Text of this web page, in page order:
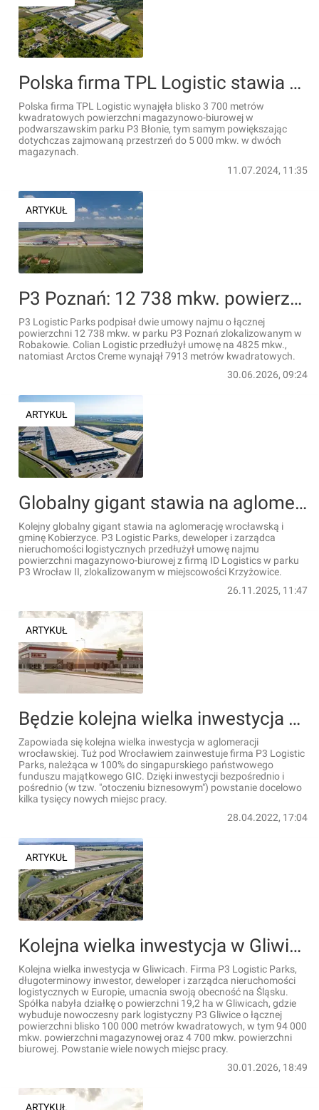
Polska firma TPL Logistic stawia na park P3 Błonie pod Warszawą
Polska firma TPL Logistic wynajęła blisko 3 700 metrów
kwadratowych powierzchni magazynowo-biurowej w
podwarszawskim parku P3 Błonie, tym samym powiększając
dotychczas zajmowaną przestrzeń do 5 000 mkw. w dwóch
magazynach.
11.07.2024, 11:35
ARTYKUŁ
P3 Poznań: 12 738 mkw. powierzchni magazynowej z nowymi umowami najmu
P3 Logistic Parks podpisał dwie umowy najmu o łącznej
powierzchni 12 738 mkw. w parku P3 Poznań zlokalizowanym w
Robakowie. Colian Logistic przedłużył umowę na 4825 mkw.,
natomiast Arctos Creme wynajął 7913 metrów kwadratowych.
30.06.2026, 09:24
ARTYKUŁ
Globalny gigant stawia na aglomerację wrocławską i park P3 Wrocław II
Kolejny globalny gigant stawia na aglomerację wrocławską i
gminę Kobierzyce. P3 Logistic Parks, deweloper i zarządca
nieruchomości logistycznych przedłużył umowę najmu
powierzchni magazynowo-biurowej z firmą ID Logistics w parku
P3 Wrocław II, zlokalizowanym w miejscowości Krzyżowice.
26.11.2025, 11:47
ARTYKUŁ
Będzie kolejna wielka inwestycja pod Wrocławiem. Powstanie kilka tysięcy nowych miejsc pracy
Zapowiada się kolejna wielka inwestycja w aglomeracji
wrocławskiej. Tuż pod Wrocławiem zainwestuje firma P3 Logistic
Parks, należąca w 100% do singapurskiego państwowego
funduszu majątkowego GIC. Dzięki inwestycji bezpośrednio i
pośrednio (w tzw. "otoczeniu biznesowym") powstanie docelowo
kilka tysięcy nowych miejsc pracy.
28.04.2022, 17:04
ARTYKUŁ
Kolejna wielka inwestycja w Gliwicach. Powstanie wiele nowych miejsc pracy!
Kolejna wielka inwestycja w Gliwicach. Firma P3 Logistic Parks,
długoterminowy inwestor, deweloper i zarządca nieruchomości
logistycznych w Europie, umacnia swoją obecność na Śląsku.
Spółka nabyła działkę o powierzchni 19,2 ha w Gliwicach, gdzie
wybuduje nowoczesny park logistyczny P3 Gliwice o łącznej
powierzchni blisko 100 000 metrów kwadratowych, w tym 94 000
mkw. powierzchni magazynowej oraz 4 700 mkw. powierzchni
biurowej. Powstanie wiele nowych miejsc pracy.
30.01.2026, 18:49
ARTYKUŁ